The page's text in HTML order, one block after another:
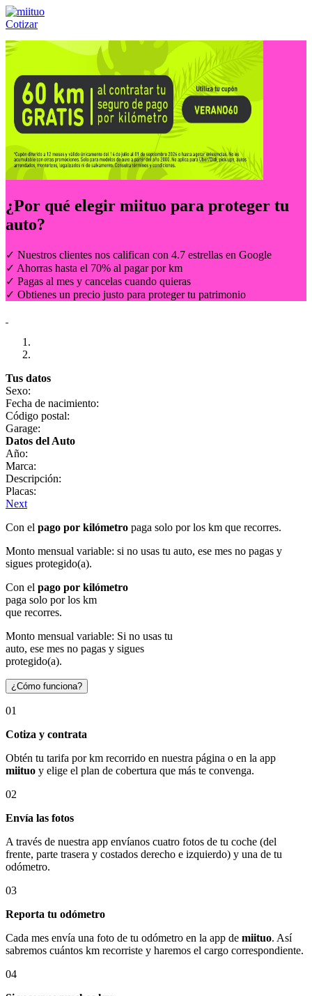
Cotizar
Llámanos al:(55) 84-21-05-00 ó
¿Por qué elegir miituo para proteger tu
auto?
✓ Nuestros clientes nos califican con 4.7 estrellas en Google
✓ Ahorras hasta el 70% al pagar por km
✓ Pagas al mes y cancelas cuando quieras
✓ Obtienes un precio justo para proteger tu patrimonio
Tus datos
Sexo:
Fecha de nacimiento:
Código postal:
Garage:
Datos del Auto
Año:
Marca:
Descripción:
Placas:
Next
Con el pago por kilómetro paga solo por los km que recorres.
Monto mensual variable: si no usas tu auto, ese mes no pagas y
sigues protegido(a).
Con el pago por kilómetro
paga solo por los km
que recorres.
Monto mensual variable: Si no usas tu
auto, ese mes no pagas y sigues
protegido(a).
¿Cómo funciona?
01
Cotiza y contrata
Obtén tu tarifa por km recorrido en nuestra página o en la app
miituo y elige el plan de cobertura que más te convenga.
02
Envía las fotos
A través de nuestra app envíanos cuatro fotos de tu coche (del
frente, parte trasera y costados derecho e izquierdo) y una de tu
odómetro.
03
Reporta tu odómetro
Cada mes envía una foto de tu odómetro en la app de miituo. Así
sabremos cuántos km recorriste y haremos el cargo correspondiente.
04